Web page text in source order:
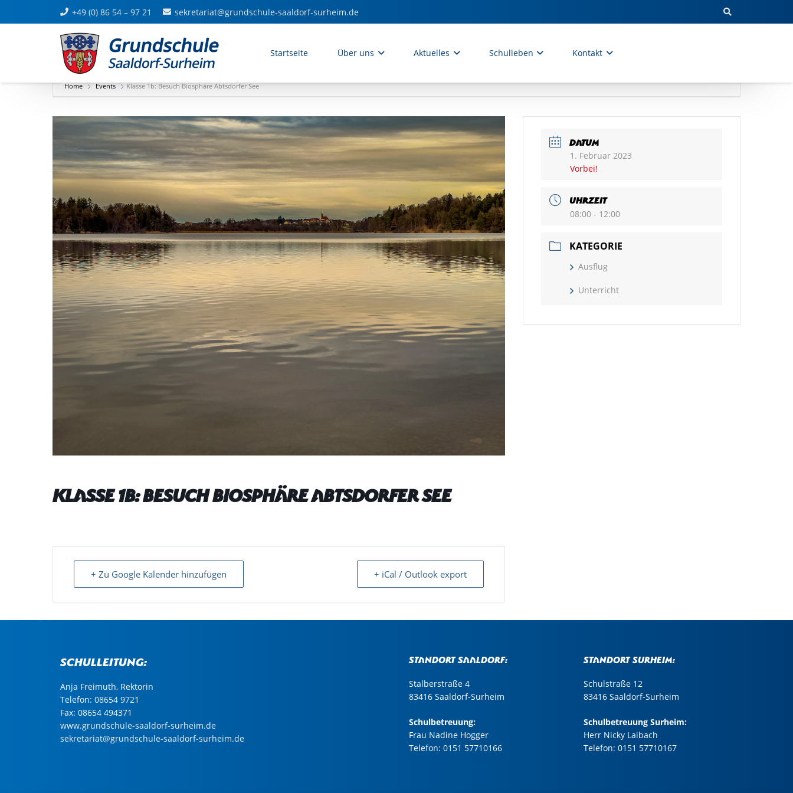
+49 (0) 86 54 – 97 21 sekretariat@grundschule-saaldorf-surheim.de
Startseite Über uns Aktuelles Schulleben Kontakt
Home Events Klasse 1b: Besuch Biosphäre Abtsdorfer See
Klasse 1b: Besuch Biosphäre Abtsdorfer See
+ Zu Google Kalender hinzufügen + iCal / Outlook export
DATUM
1. Februar 2023
Vorbei!
UHRZEIT
08:00 - 12:00
KATEGORIE
Ausflug
Unterricht
Schulleitung:
Anja Freimuth, Rektorin
Telefon: 08654 9721
Fax: 08654 494371
www.grundschule-saaldorf-surheim.de
sekretariat@grundschule-saaldorf-surheim.de
Standort Saaldorf:
Stalberstraße 4
83416 Saaldorf-Surheim
Schulbetreuung:
Frau Nadine Hogger
Telefon: 0151 57710166
Standort Surheim:
Schulstraße 12
83416 Saaldorf-Surheim
Schulbetreuung Surheim:
Herr Nicky Laibach
Telefon: 0151 57710167